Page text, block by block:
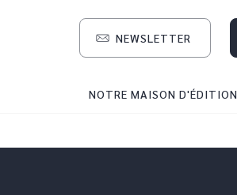
NEWSLETTER
NOTRE MAISON D'ÉDITION